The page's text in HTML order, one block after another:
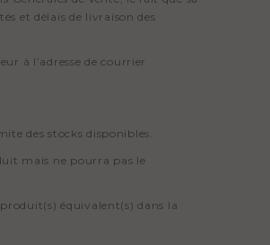
et délais de livraison des
à l’adresse de courrier
des stocks disponibles.
mais ne pourra pas le
équivalent(s) dans la